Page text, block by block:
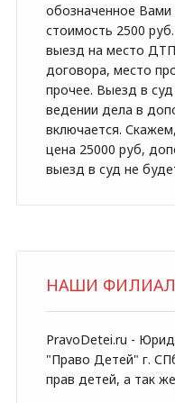
обозначенное Вами
стоимость 2500
выезд на место
договора, место
прочее. Выезд в
ведении дела в
включается.
цена 25000 руб,
выезд в суд не
НАШИ
PravoDetei.ru -
"Право Детей" г.
прав детей, а так